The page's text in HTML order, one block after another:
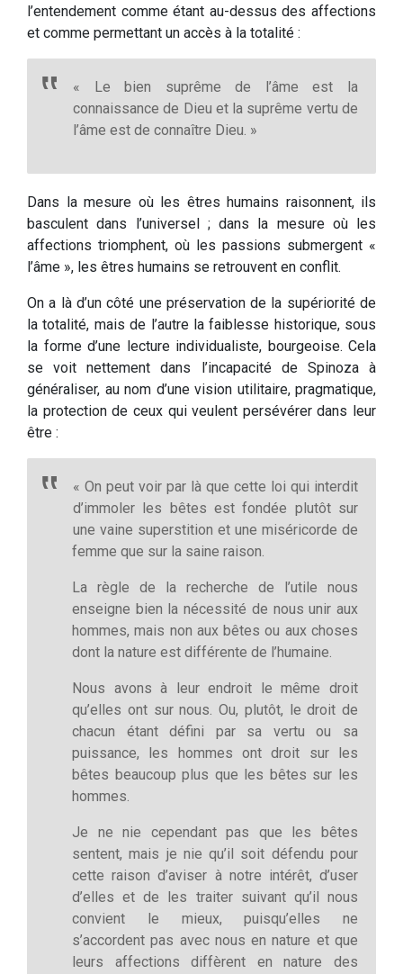
l’entendement comme étant au-dessus des affections
et comme permettant un accès à la totalité :
« Le bien suprême de l’âme est la
connaissance de Dieu et la suprême vertu de
l’âme est de connaître Dieu. »
Dans la mesure où les êtres humains raisonnent, ils
basculent dans l’universel ; dans la mesure où les
affections triomphent, où les passions submergent «
l’âme », les êtres humains se retrouvent en conflit.
On a là d’un côté une préservation de la supériorité de
la totalité, mais de l’autre la faiblesse historique, sous
la forme d’une lecture individualiste, bourgeoise. Cela
se voit nettement dans l’incapacité de Spinoza à
généraliser, au nom d’une vision utilitaire, pragmatique,
la protection de ceux qui veulent persévérer dans leur
être :
« On peut voir par là que cette loi qui interdit
d’immoler les bêtes est fondée plutôt sur
une vaine superstition et une miséricorde de
femme que sur la saine raison.
La règle de la recherche de l’utile nous
enseigne bien la nécessité de nous unir aux
hommes, mais non aux bêtes ou aux choses
dont la nature est différente de l’humaine.
Nous avons à leur endroit le même droit
qu’elles ont sur nous. Ou, plutôt, le droit de
chacun étant défini par sa vertu ou sa
puissance, les hommes ont droit sur les
bêtes beaucoup plus que les bêtes sur les
hommes.
Je ne nie cependant pas que les bêtes
sentent, mais je nie qu’il soit défendu pour
cette raison d’aviser à notre intérêt, d’user
d’elles et de les traiter suivant qu’il nous
convient le mieux, puisqu’elles ne
s’accordent pas avec nous en nature et que
leurs affections diffèrent en nature des